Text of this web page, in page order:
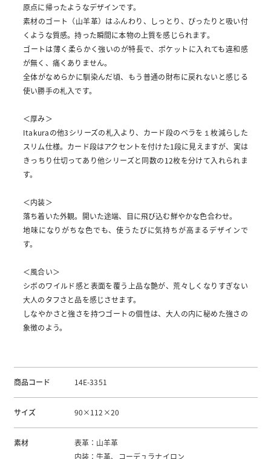
原点に帰ったようなデザインです。
素材のゴート（山羊革）はふんわり、しっとり、ぴったりと吸い付
くような質感。持った瞬間に本物の上質を感じられます。
ゴートは薄く柔らかく強いのが特長で、ポケットに入れても違和感
が無く、痛くありません。
全体がなめらかに馴染んだ頃、もう普通の財布に戻れないと感じる
使い勝手の札入です。
＜厚み＞
Itakuraの他3シリーズの札入より、カード段のベラを１枚減らした
スリム仕様。カード段はアクセントを付けた1段に見えますが、実は
きっちり仕切ってあり他シリーズと同数の12枚を分けて入れられま
す。
＜内装＞
落ち着いた外観。開いた途端、目に飛び込む鮮やかな色合わせ。
地味になりがちな色でも、使うたびに気持ちが高まるデザインで
す。
＜風合い＞
シボのワイルド感と表面を覆う上品な艶が、荒々しくなりすぎない
大人のタフさと品を感じさせます。
しなやかさと強さを持つゴートの個性は、大人の内に秘めた強さの
象徴のよう。
商品コード 14E-3351
サイズ 90×112×20
素材
表革：山羊革